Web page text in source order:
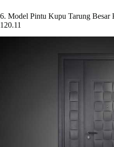
6. Model Pintu Kupu Tarung Besar
120.11